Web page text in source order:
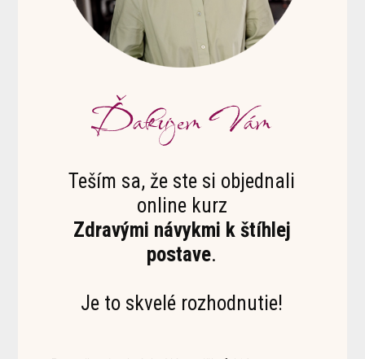
Ďakujem Vám
Teším sa, že ste si objednali
online kurz
Zdravými návykmi k štíhlej
postave.
Je to skvelé rozhodnutie!